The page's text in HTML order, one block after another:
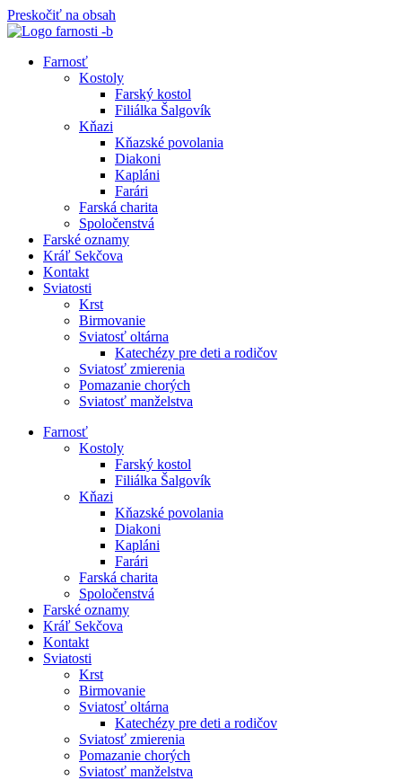
Preskočiť na obsah
Farnosť
Kostoly
Farský kostol
Filiálka Šalgovík
Kňazi
Kňazské povolania
Diakoni
Kapláni
Farári
Farská charita
Spoločenstvá
Farské oznamy
Kráľ Sekčova
Kontakt
Sviatosti
Krst
Birmovanie
Sviatosť oltárna
Katechézy pre deti a rodičov
Sviatosť zmierenia
Pomazanie chorých
Sviatosť manželstva
Farnosť
Kostoly
Farský kostol
Filiálka Šalgovík
Kňazi
Kňazské povolania
Diakoni
Kapláni
Farári
Farská charita
Spoločenstvá
Farské oznamy
Kráľ Sekčova
Kontakt
Sviatosti
Krst
Birmovanie
Sviatosť oltárna
Katechézy pre deti a rodičov
Sviatosť zmierenia
Pomazanie chorých
Sviatosť manželstva